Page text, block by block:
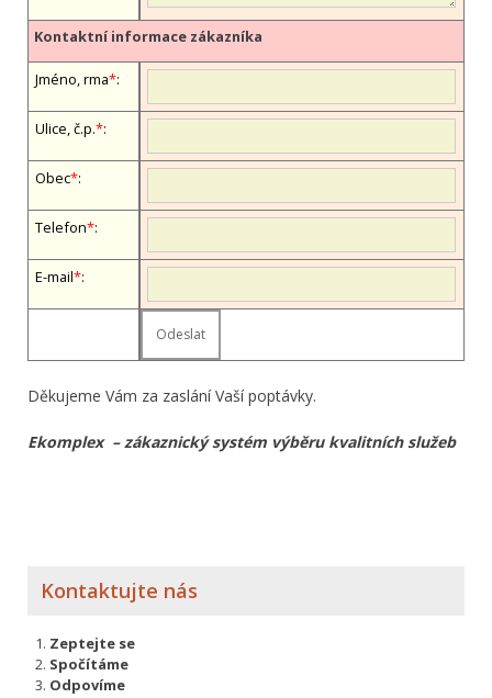
Kontaktní informace zákazníka
Jméno, firma*:
Ulice, č.p.*:
Obec*:
Telefon*:
E-mail*:
Děkujeme Vám za zaslání Vaší poptávky.
Ekomplex – zákaznický systém výběru kvalitních služeb
Kontaktujte nás
Zeptejte se
Spočítáme
Odpovíme